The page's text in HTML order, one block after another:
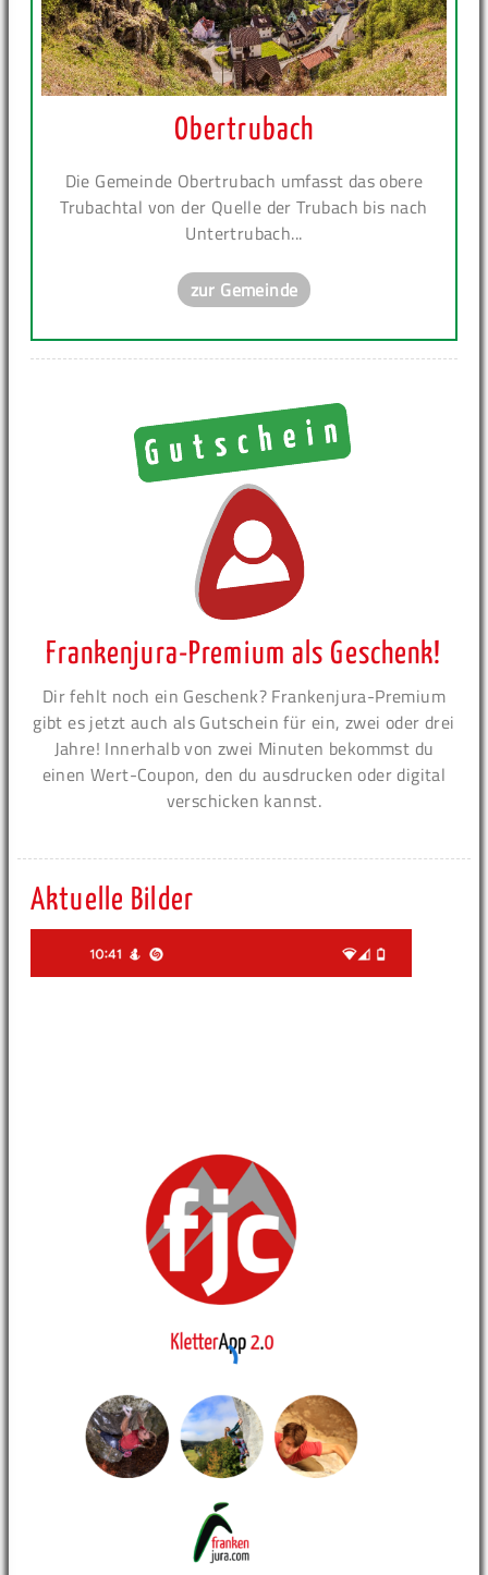
Obertrubach
Die Gemeinde Obertrubach umfasst das obere
Trubachtal von der Quelle der Trubach bis nach
Untertrubach...
zur Gemeinde
Frankenjura-Premium als Geschenk!
Dir fehlt noch ein Geschenk? Frankenjura-Premium
gibt es jetzt auch als Gutschein für ein, zwei oder drei
Jahre! Innerhalb von zwei Minuten bekommst du
einen Wert-Coupon, den du ausdrucken oder digital
verschicken kannst.
Aktuelle Bilder